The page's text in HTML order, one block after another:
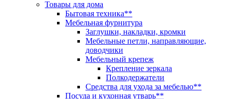
Товары для дома
Бытовая техника**
Мебельная фурнитура
Заглушки, накладки, кромки
Мебельные петли, направляющие,
доводчики
Мебельный крепеж
Крепление зеркала
Полкодержатели
Средства для ухода за мебелью**
Посуда и кухонная утварь**